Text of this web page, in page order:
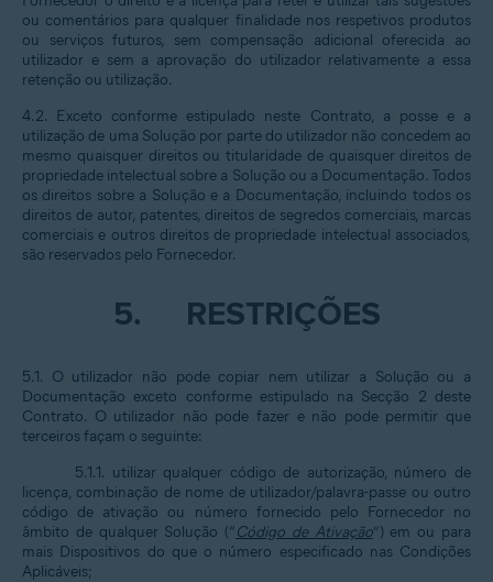
ou comentários para qualquer finalidade nos respetivos produtos
ou serviços futuros, sem compensação adicional oferecida ao
utilizador e sem a aprovação do utilizador relativamente a essa
retenção ou utilização.
4.2. Exceto conforme estipulado neste Contrato, a posse e a
utilização de uma Solução por parte do utilizador não concedem ao
mesmo quaisquer direitos ou titularidade de quaisquer direitos de
propriedade intelectual sobre a Solução ou a Documentação. Todos
os direitos sobre a Solução e a Documentação, incluindo todos os
direitos de autor, patentes, direitos de segredos comerciais, marcas
comerciais e outros direitos de propriedade intelectual associados,
são reservados pelo Fornecedor.
5. RESTRIÇÕES
5.1. O utilizador não pode copiar nem utilizar a Solução ou a
Documentação exceto conforme estipulado na Secção 2 deste
Contrato. O utilizador não pode fazer e não pode permitir que
terceiros façam o seguinte:
5.1.1. utilizar qualquer código de autorização, número de
licença, combinação de nome de utilizador/palavra-passe ou outro
código de ativação ou número fornecido pelo Fornecedor no
âmbito de qualquer Solução (“Código de Ativação”) em ou para
mais Dispositivos do que o número especificado nas Condições
Aplicáveis;